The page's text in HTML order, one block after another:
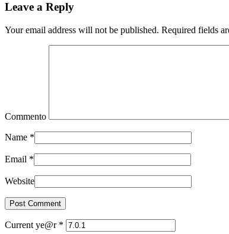
Leave a Reply
Your email address will not be published. Required fields
Commento
Name *
Email *
Website
Current ye@r *